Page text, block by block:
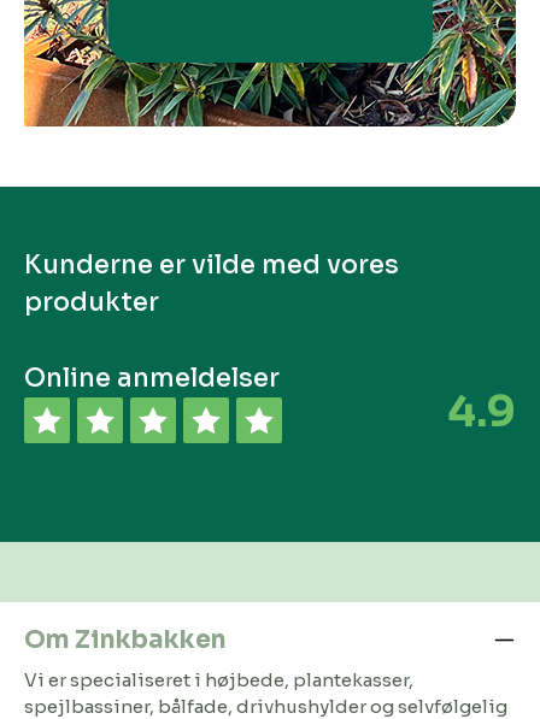
Kunderne er vilde med vores
produkter
Online anmeldelser
4.9
Om Zinkbakken
Vi er specialiseret i højbede, plantekasser,
spejlbassiner, bålfade, drivhushylder og selvfølgelig